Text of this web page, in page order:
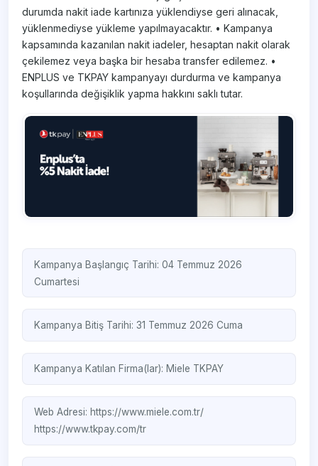
durumda nakit iade kartınıza yüklendiyse geri alınacak,
yüklenmediyse yükleme yapılmayacaktır. • Kampanya
kapsamında kazanılan nakit iadeler, hesaptan nakit olarak
çekilemez veya başka bir hesaba transfer edilemez. •
ENPLUS ve TKPAY kampanyayı durdurma ve kampanya
koşullarında değişiklik yapma hakkını saklı tutar.
Kampanya Başlangıç Tarihi: 04 Temmuz 2026
Cumartesi
Kampanya Bitiş Tarihi: 31 Temmuz 2026 Cuma
Kampanya Katılan Firma(lar): Miele TKPAY
Web Adresi: https://www.miele.com.tr/
https://www.tkpay.com/tr